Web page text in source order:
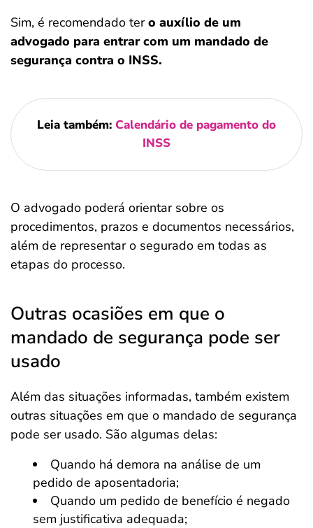
Sim, é recomendado tero auxílio de um
advogado para entrar com um mandado de
segurança contra o INSS.
Leia também: Calendário de pagamento do
INSS
O advogado poderá orientar sobre os
procedimentos, prazos e documentos necessários,
além de representar o segurado em todas as
etapas do processo.
Outras ocasiões em que o
mandado de segurança pode ser
usado
Além das situações informadas, também existem
outras situações em que o mandado de segurança
pode ser usado. São algumas delas:
Quando há demora na análise de um
pedido de aposentadoria;
Quando um pedido de benefício é negado
sem justificativa adequada;